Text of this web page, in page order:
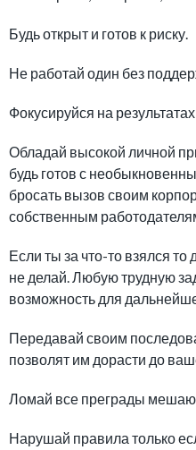
Будь открыт и готов к риску.
Не работай один без
Фокусируйся на
Обладай высокой личной
будь готов с
бросать вызов своим
собственным
Если ты за что-то взялся
не делай. Любую трудную
возможность для
Передавай своим
позволят им дорасти до
Ломай все преграды
Нарушай правила только